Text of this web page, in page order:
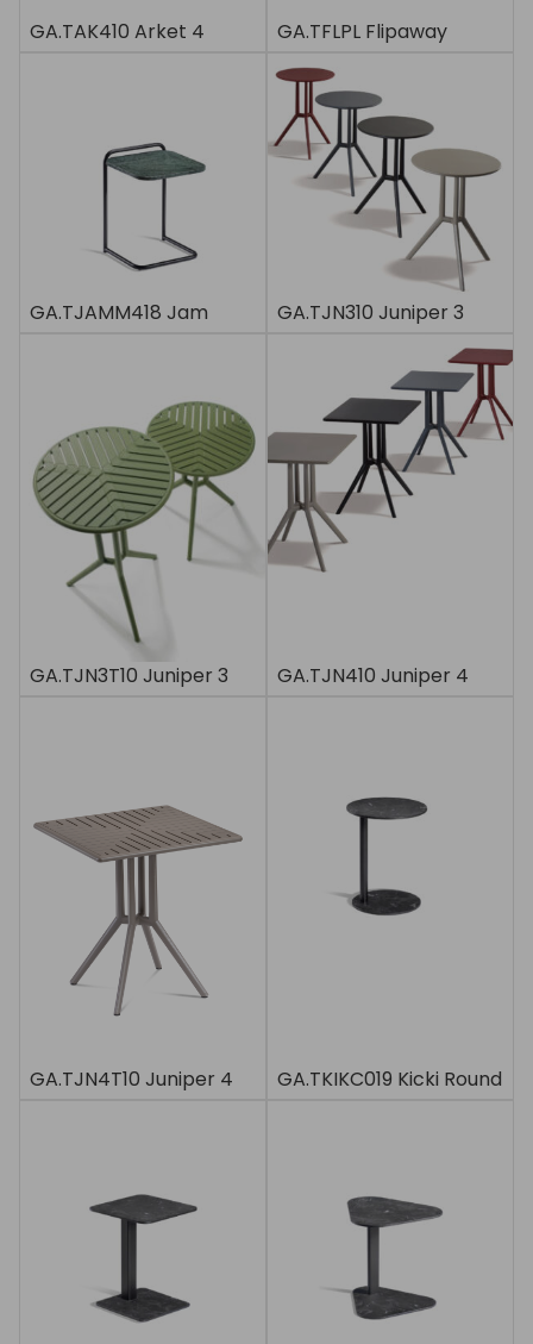
GA.TAK410 Arket 4 GA.TFLPL Flipaway
GA.TJAMM418 Jam GA.TJN310 Juniper 3
GA.TJN3T10 Juniper 3 GA.TJN410 Juniper 4
GA.TJN4T10 Juniper 4 GA.TKIKC019 Kicki Round